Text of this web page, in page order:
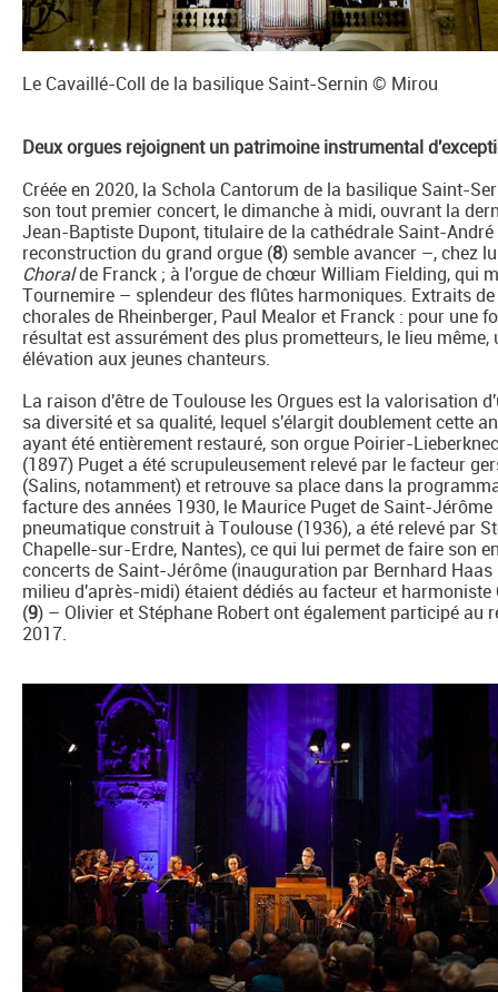
Le Cavaillé-Coll de la basilique Saint-Sernin © Mirou
Deux orgues rejoignent un patrimoine instrumental
Créée en 2020, la Schola Cantorum de la basilique Saint-
son tout premier concert, le dimanche à midi, ouvrant la
Jean-Baptiste Dupont, titulaire de la cathédrale Saint-
reconstruction du grand orgue (8) semble avancer –, chez
Choralde Franck ; à l'orgue de chœur William Fielding, qui
Tournemire – splendeur des flûtes harmoniques. Extraits
chorales de Rheinberger, Paul Mealor et Franck : pour une
résultat est assurément des plus prometteurs, le lieu
élévation aux jeunes chanteurs.
La raison d'être de Toulouse les Orgues est la valorisation
sa diversité et sa qualité, lequel s'élargit doublement cette
ayant été entièrement restauré, son orgue Poirier-
(1897) Puget a été scrupuleusement relevé par le facteur
(Salins, notamment) et retrouve sa place dans la
facture des années 1930, le Maurice Puget de Saint-
pneumatique construit à Toulouse (1936), a été relevé par
Chapelle-sur-Erdre, Nantes), ce qui lui permet de faire son
concerts de Saint-Jérôme (inauguration par Bernhard
milieu d'après-midi) étaient dédiés au facteur et harmoniste
(9) – Olivier et Stéphane Robert ont également participé au
2017.